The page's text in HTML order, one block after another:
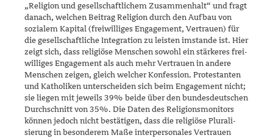
„Religion und gesellschaftlichem Zusammenhalt“ und fragt
danach, welchen Beitrag Religion durch den Aufbau von
sozialem Kapital (freiwilliges Engage­ment, Vertrauen) für
die gesellschaftliche Integration zu leisten imstan­de ist. Hier
zeigt sich, dass religiöse Menschen sowohl ein stärkeres frei­
williges Engagement als auch mehr Vertrauen in andere
Menschen zei­gen, gleich welcher Konfession. Protestanten
und Katholiken unter­schei­den sich beim Engagement nicht;
sie liegen mit jeweils 39% beide über den bundesdeutschen
Durchschnitt von 35%. Die Daten des Reli­gionsmonitors
können jedoch nicht bestätigen, dass die religiöse Plura­li­
sierung in besonderem Maße interpersonales Vertrauen